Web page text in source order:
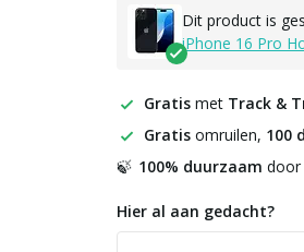
Dit product is
iPhone 16 Pro
Gratismet Track &
Gratisomruilen, 100
🍃 100% duurzaam door
Hier al aan gedacht?